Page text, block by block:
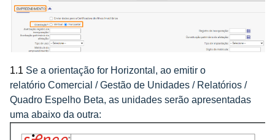
1.1 Se a orientação for Horizontal, ao emitir o
relatório Comercial / Gestão de Unidades / Relatórios /
Quadro Espelho Beta, as unidades serão apresentadas
uma abaixo da outra: